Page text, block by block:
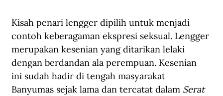
Kisah penari lengger dipilih untuk menjadi
contoh keberagaman ekspresi seksual. Lengger
merupakan kesenian yang ditarikan lelaki
dengan berdandan ala perempuan. Kesenian
ini sudah hadir di tengah masyarakat
Banyumas sejak lama dan tercatat dalam Serat